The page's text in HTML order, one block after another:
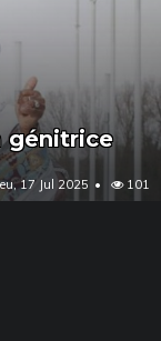
génitrice
17 Jul 2025 101